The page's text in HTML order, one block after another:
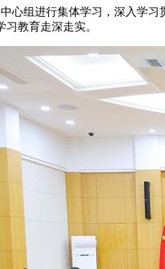
组进行集体学习，深入学习
教育走深走实。